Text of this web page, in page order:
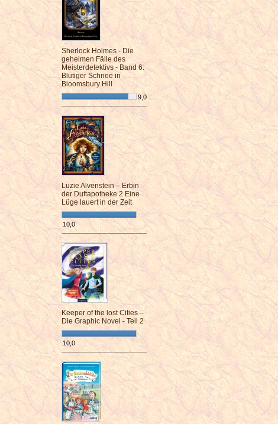
Sherlock Holmes - Die
geheimen Fälle des
Meisterdetektivs - Band 6:
Blutiger Schnee in
Bloomsbury Hill
9,0
¯¯¯¯¯¯¯¯¯¯¯¯¯¯¯¯¯¯¯¯¯¯¯¯
Luzie Alvenstein – Erbin
der Duftapotheke 2 Eine
Lüge lauert in der Zeit
10,0
¯¯¯¯¯¯¯¯¯¯¯¯¯¯¯¯¯¯¯¯¯¯¯¯
Keeper of the lost Cities –
Die Graphic Novel - Teil 2
10,0
¯¯¯¯¯¯¯¯¯¯¯¯¯¯¯¯¯¯¯¯¯¯¯¯